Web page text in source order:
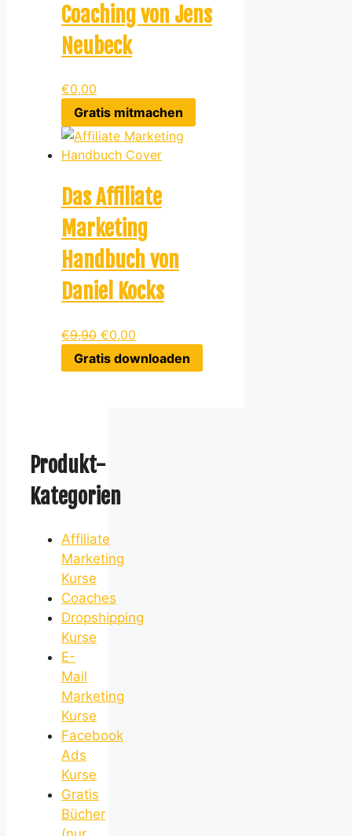
Coaching von Jens
Neubeck
€0,00
Gratis mitmachen
Das Affiliate
Marketing
Handbuch von
Daniel Kocks
€9,90 €0,00
Gratis downloaden
Produkt-
Kategorien
Affiliate
Marketing
Kurse
Coaches
Dropshipping
Kurse
E-
Mail
Marketing
Kurse
Facebook
Ads
Kurse
Gratis
Bücher